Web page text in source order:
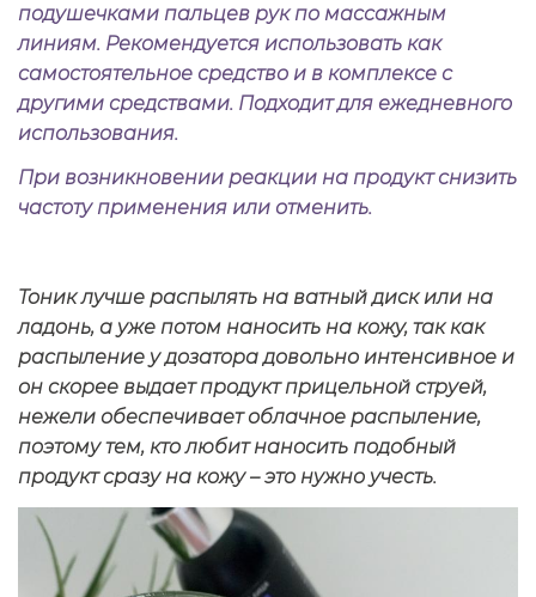
подушечками пальцев рук по массажным
линиям. Рекомендуется использовать как
самостоятельное средство и в комплексе с
другими средствами. Подходит для ежедневного
использования.
При возникновении реакции на продукт снизить
частоту применения или отменить.
Тоник лучше распылять на ватный диск или на
ладонь, а уже потом наносить на кожу, так как
распыление у дозатора довольно интенсивное и
он скорее выдает продукт прицельной струей,
нежели обеспечивает облачное распыление,
поэтому тем, кто любит наносить подобный
продукт сразу на кожу – это нужно учесть.